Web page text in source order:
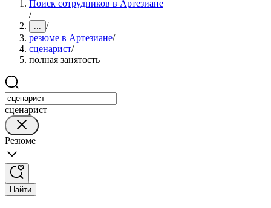
Поиск сотрудников в Артезиане
/
... /
резюме в Артезиане/
сценарист/
полная занятость
сценарист
Резюме
Найти